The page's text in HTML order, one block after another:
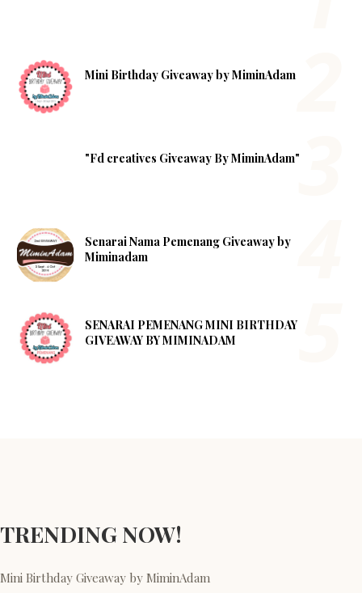
Mini Birthday Giveaway by MiminAdam
"Fd creatives Giveaway By MiminAdam"
Senarai Nama Pemenang Giveaway by
Miminadam
SENARAI PEMENANG MINI BIRTHDAY
GIVEAWAY BY MIMINADAM
TRENDING NOW!
Mini Birthday Giveaway by MiminAdam